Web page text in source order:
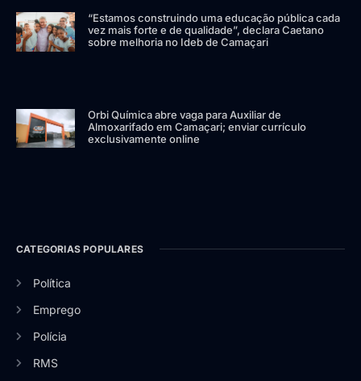
“Estamos construindo uma educação pública cada
vez mais forte e de qualidade”, declara Caetano
sobre melhoria no Ideb de Camaçari
Orbi Química abre vaga para Auxiliar de
Almoxarifado em Camaçari; enviar currículo
exclusivamente online
CATEGORIAS POPULARES
Política
Emprego
Polícia
RMS